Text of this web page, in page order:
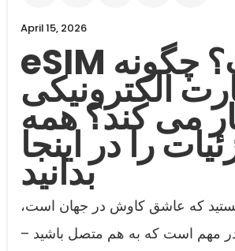
April 15, 2026
eSIM چیست؟ چگونه
الکترونیکی
می کند؟ همه
را در اینجا
بدانید
که عاشق کاوش در جهان است،
مهم است که به هم متصل باشید –